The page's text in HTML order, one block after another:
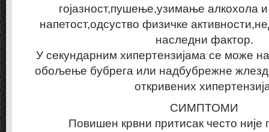
гојазност,пушење,узимање алкохола
напетост,одсуство физичке
наследни фактор.
У секундарним хипертензијама се може
обољење бубрега или надбубрежне
откривених
СИМПТОМИ
Повишен крвни притисак често није